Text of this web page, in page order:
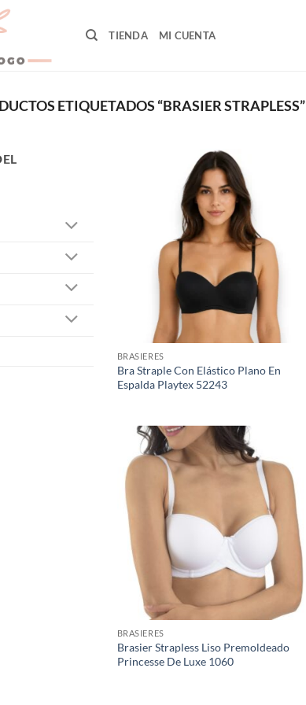
TIENDA MI CUENTA
ETIQUETADOS “BRASIER STRAPLESS”
BRASIERES
Bra Straple Con Elástico Plano En
Espalda Playtex 52243
BRASIERES
Brasier Strapless Liso Premoldeado
Princesse De Luxe 1060